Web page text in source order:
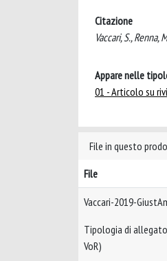
Citazione
Vaccari, S.,
Appare nelle
01 - Articolo su
File in questo
File
Vaccari-2019-
Tipologia di
VoR)